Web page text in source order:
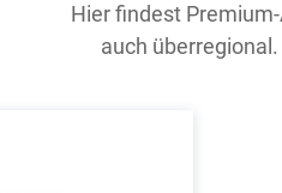
Hier findest
auch